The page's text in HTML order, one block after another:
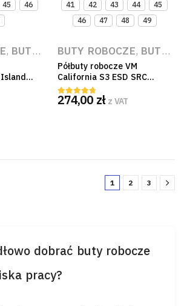
45
46
, BUTY ROBOCZE LEKKIE ,BUTY
41
42 43 44
45
46
47 48 49
BUTY ROBOCZE, BUTY ROBOCZE DAMSKIE
Półbuty robocze VM
California S3 ESD SRC
czarno-żółte | Ochrona
antystatyczna
4.60out of 5
274,00 zł z VAT
1 2 3
dobrać buty robocze
pracy?